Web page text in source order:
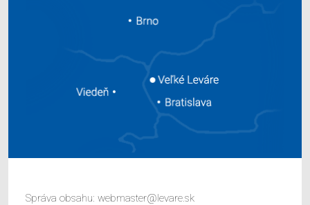
Správa obsahu: webmaster@levare.sk